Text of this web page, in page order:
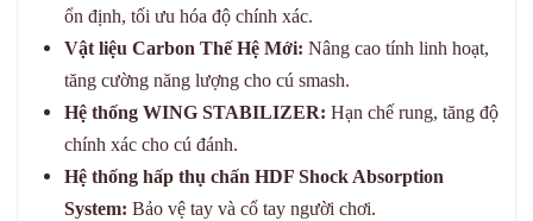
ổn định, tối ưu hóa độ chính xác.
Vật liệu Carbon Thế Hệ Mới: Nâng cao tính linh hoạt,
tăng cường năng lượng cho cú smash.
Hệ thống WING STABILIZER: Hạn chế rung, tăng độ
chính xác cho cú đánh.
Hệ thống hấp thụ chấn HDF Shock Absorption
System: Bảo vệ tay và cổ tay người chơi.